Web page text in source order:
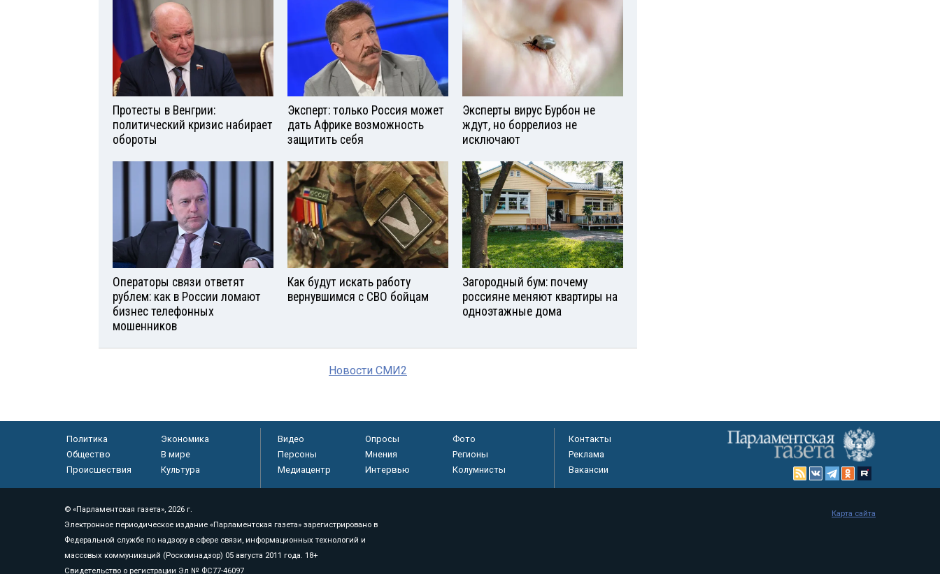
Протесты в Венгрии:
политический кризис набирает
обороты
Эксперт: только Россия может
дать Африке возможность
защитить себя
Эксперты вирус Бурбон не
ждут, но боррелиоз не
исключают
Операторы связи ответят
рублем: как в России ломают
бизнес телефонных
мошенников
Как будут искать работу
вернувшимся с СВО бойцам
Загородный бум: почему
россияне меняют квартиры на
одноэтажные дома
Новости СМИ2
Политика
Экономика
Общество
В мире
Происшествия
Культура
Видео Опросы
Фото
Персоны
Мнения
Регионы
Медиацентр
Интервью Колумнисты
Контакты
Реклама
Вакансии
© «Парламентская газета», 2026 г.
Электронное периодическое издание «Парламентская газета» зарегистрировано в
Федеральной службе по надзору в сфере связи, информационных технологий и
массовых коммуникаций (Роскомнадзор) 05 августа 2011 года. 18+
Свидетельство о регистрации Эл № ФС77-46097
Карта сайта